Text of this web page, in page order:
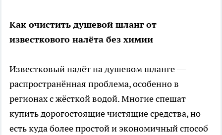
Как очистить душевой шланг от
известкового налёта без химии
Известковый налёт на душевом шланге —
распространённая проблема, особенно в
регионах с жёсткой водой. Многие спешат
купить дорогостоящие чистящие средства, но
есть куда более простой и экономичный способ